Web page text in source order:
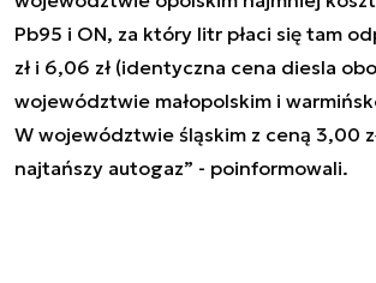
Pb95 i ON, za który litr płaci się tam
zł i 6,06 zł (identyczna cena diesla
województwie małopolskim i
W województwie śląskim z ceną 3,00
najtańszy autogaz” - poinformowali.